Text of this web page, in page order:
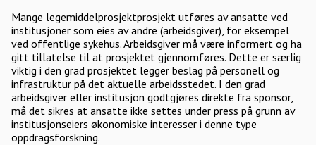
Mange legemiddelprosjektprosjekt utføres av ansatte ved
institusjoner som eies av andre (arbeidsgiver), for eksempel
ved offentlige sykehus. Arbeidsgiver må være informert og ha
gitt tillatelse til at prosjektet gjennomføres. Dette er særlig
viktig i den grad prosjektet legger beslag på personell og
infrastruktur på det aktuelle arbeidsstedet. I den grad
arbeidsgiver eller institusjon godtgjøres direkte fra sponsor,
må det sikres at ansatte ikke settes under press på grunn av
institusjonseiers økonomiske interesser i denne type
oppdragsforskning.